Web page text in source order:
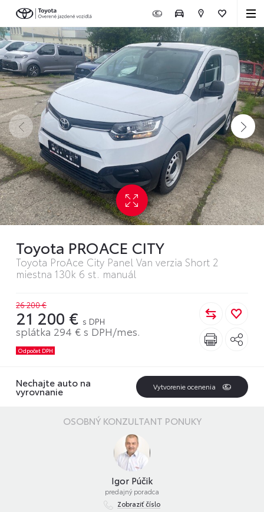
Toyota PROACE CITY
Toyota ProAce City Panel Van verzia Short 2
miestna 130k 6 st. manuál
26 200 €
21 200 € s DPH
splátka 294 € s DPH/mes.
Odpočet DPH
Nechajte auto na
vyrovnanie Vytvorenie ocenenia
OSOBNÝ KONZULTANT PONUKY
Igor Púčik
predajný poradca
Zobraziť číslo